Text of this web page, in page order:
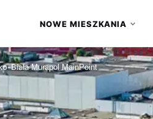
NOWE MIESZKANIA
▾
Biała›Murapol MainPoint